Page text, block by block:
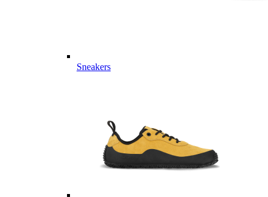
Sneakers